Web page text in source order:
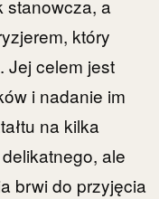
stanowcza, a
który
Jej celem jest
i nadanie im
na kilka
ale
brwi do przyjęcia